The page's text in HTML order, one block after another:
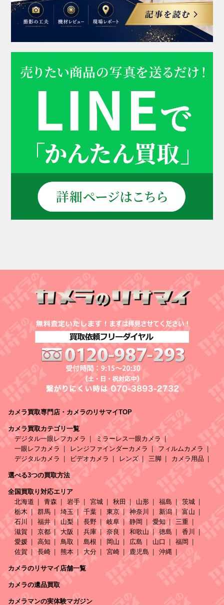
カメラ買取専門店・カメラのリサマイTOP
カメラ買取カテゴリ一覧
デジタル一眼レフカメラ
ミラーレス一眼カメラ
一眼レフカメラ
レンジファインダーカメラ
フィルムカメラ
デジタルカメラ
ビデオカメラ レンズ 三脚 カメラ用品
選べる3つの買取方法
全国買取り対応エリア
北海道
青森 岩手 宮城 秋田 山形 福島
茨城
栃木
群馬 埼玉 千葉 東京 神奈川 新潟
富山
石川
福井 山梨 長野 岐阜 静岡 愛知
三重
滋賀
京都 大阪 兵庫 奈良 和歌山 徳島
香川
愛媛
高知 鳥取 島根 岡山 広島 山口
福岡
佐賀
長崎 熊本 大分 宮崎 鹿児島 沖縄
カメラのリサマイ店舗一覧
カメラの遺品買取
カメラマンの実体験マガジン